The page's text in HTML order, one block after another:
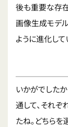
後も重要な存
画像生成モデ
ように進化して
いかがでした
通して、それ
たね。どちら